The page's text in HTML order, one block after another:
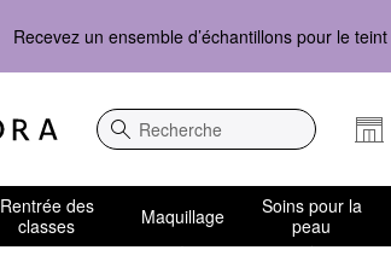
Recevez un ensemble d’échantillons pour le teint
Recherche
Rentrée des
classes
Maquillage
Soins pour la
peau